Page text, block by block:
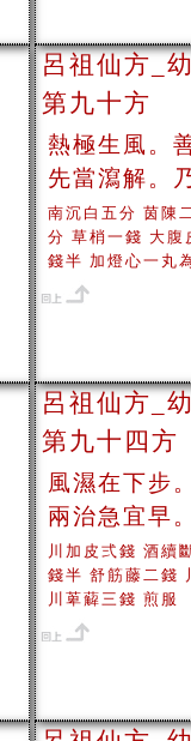
呂祖仙方_
第九十方
熱極生風。
先當瀉解。
南沉白五分 茵陳
分 草梢一錢 大腹
錢半 加燈心一丸
呂祖仙方_
第九十四方
風濕在下步
兩治急宜早
川加皮弍錢 酒續
錢半 舒筋藤二錢
川萆薢三錢 煎服